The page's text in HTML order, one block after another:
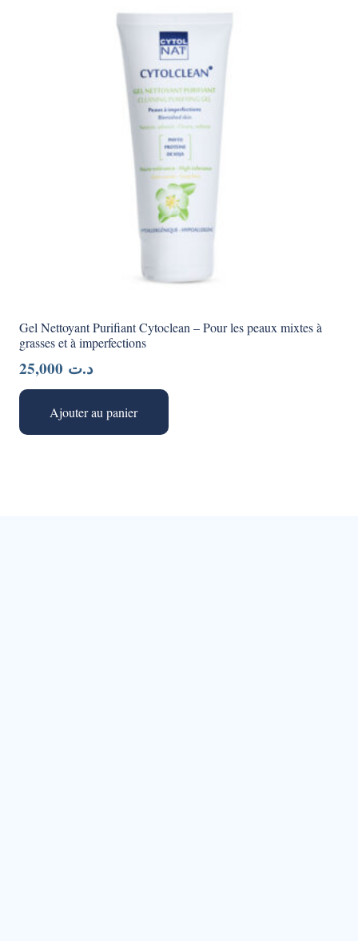
Gel Nettoyant Purifiant Cytoclean – Pour les peaux mixtes à
grasses et à imperfections
د.ت
Ajouter au panier